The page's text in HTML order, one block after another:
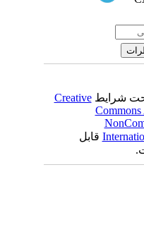
شرایطCreative
قابل